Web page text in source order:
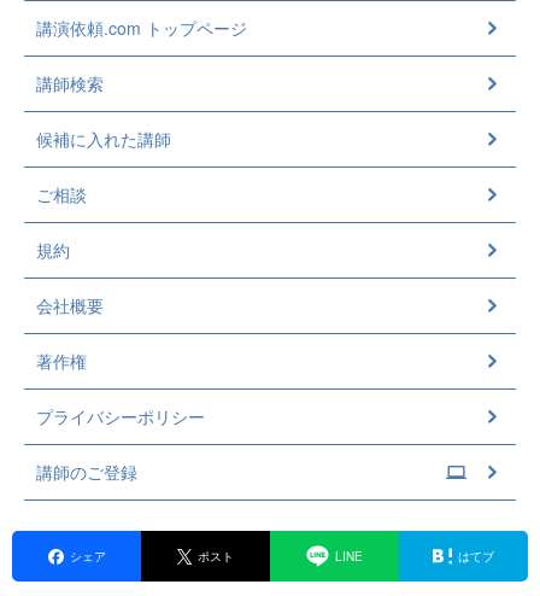
講演依頼.com トップページ
講師検索
候補に入れた講師
ご相談
規約
会社概要
著作権
プライバシーポリシー
講師のご登録
シェア ポスト LINE はてブ